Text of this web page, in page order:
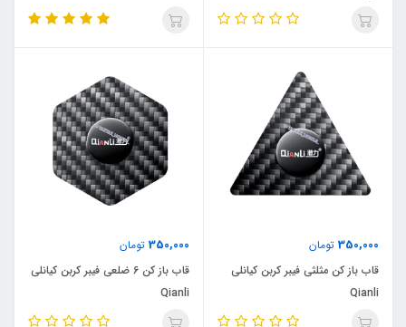
350,000 تومان
قاب باز کن مثلثی فیبر کربن کیانلی
Qianli
350,000 تومان
قاب باز کن 6 ضلعی فیبر کربن کیانلی
Qianli